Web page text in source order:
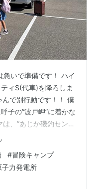
急いで準備です！ ハイ
ィS(代車)を降ろしま
んで別行動です！！ 僕
子の”波戸岬”に着かな
、”あじか磯釣センタ
ジングしてたみたい
SAMSON号”に乗
2機がけしてる1億円
スピード出してくれ
#冒険キャンプ
子力発電所